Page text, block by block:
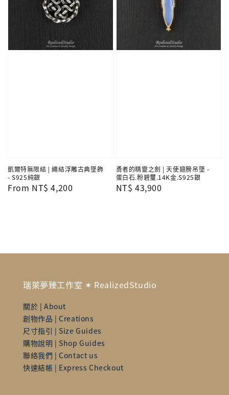
凱爾特無限結 | 繩結浮雕古典墜飾
- S925純銀
Regular
From NT$ 4,200
勇者的精靈之劍 | 天使翅膀吊墜 -
蛋白石.粉碧璽.14K金.S925銀
Regular
NT$ 43,900
瑞萊夢臻工作室 ✶ RealizedStudio
關於 | About
創物作品 | Creations
尺寸指引 | Size Guides
購物說明 | Shop Guides
聯絡我們 | Contact us
快速結帳 | Express Checkout